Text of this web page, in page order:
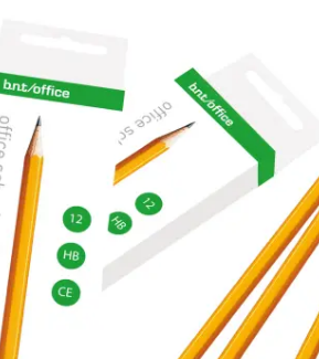
Radergummi Actual